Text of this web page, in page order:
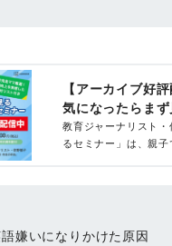
【アーカイブ好
気になったらまず
教育ジャーナリスト
るセミナー」は、親
嫌いになりかけた原因